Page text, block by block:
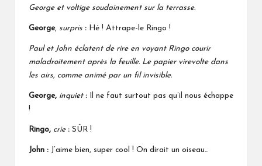
George et voltige soudainement sur la terrasse.
George, surpris : Hé ! Attrape-le Ringo !
Paul et John éclatent de rire en voyant Ringo courir
maladroitement après la feuille. Le papier virevolte dans
les airs, comme animé par un fil invisible.
George, inquiet :
Il ne faut surtout pas qu’il nous échappe
!
Ringo, crie : SÛR !
John : J’aime bien, super cool ! On dirait un oiseau…